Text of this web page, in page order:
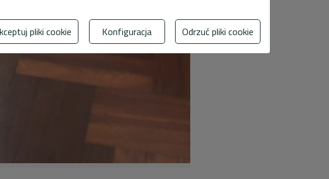
pliki cookie Konfiguracja Odrzuć pliki cookie